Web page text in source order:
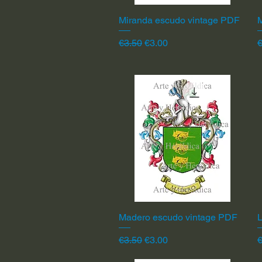
Quick View
Miranda escudo vintage PDF
Regular Price
€3.50 Sale Price
€3.00
Quick View
Madero escudo vintage PDF
Regular Price
€3.50 Sale Price
€3.00